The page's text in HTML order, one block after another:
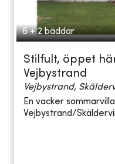
6 + 2 bäddar
Stilfult, öppet
Vejbystrand
Vejbystrand,
En vacker
Vejbystrand/